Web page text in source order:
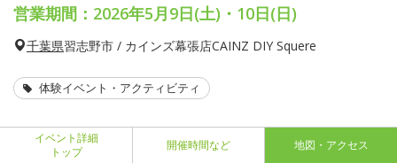
営業期間：2026年5月9日(土)・10日(日)
千葉県習志野市 / カインズ幕張店CAINZ DIY Squere
体験イベント・アクティビティ
イベント詳細
トップ
開催時間など 地図・アクセス